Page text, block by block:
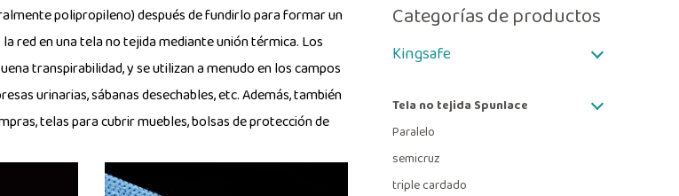
polipropileno) después de fundirlo para formar un
red en una tela no tejida mediante unión térmica. Los
transpirabilidad, y se utilizan a menudo en los campos
urinarias, sábanas desechables, etc. Además, también
telas para cubrir muebles, bolsas de protección de
Categorías de productos
Kingsafe
Tela no tejida Spunlace
Paralelo
semicruz
triple cardado